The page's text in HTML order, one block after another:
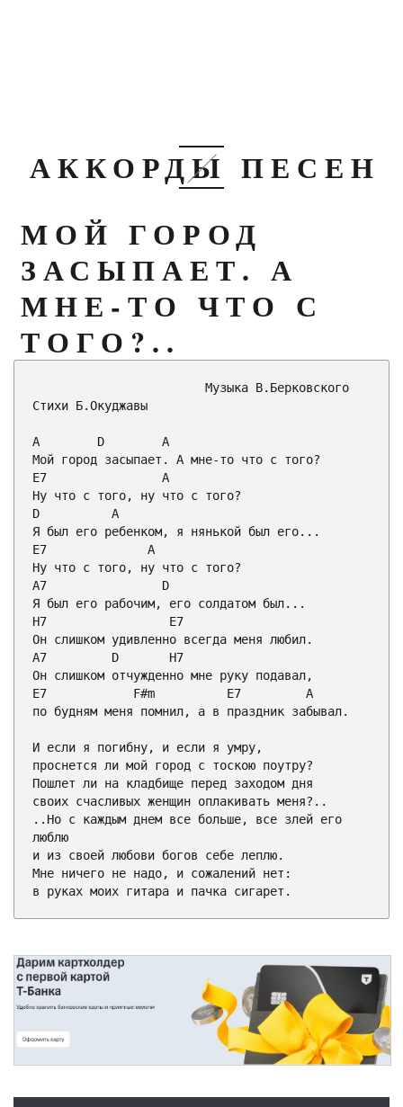
АККОРДЫ ПЕСЕН
МОЙ ГОРОД
ЗАСЫПАЕТ. А
МНЕ-ТО ЧТО С
ТОГО?..
Стихи Б.Окуджавы
А D
        А
E7
                А
D
          А
E7
              А
A7
D
H7
E7
A7
D
H7
E7
F#m E7
         А
по будням меня помнил, а в праздник забывал.
И если я погибну, и если я умру,
проснется ли мой город с тоскою поутру?
Пошлет ли на кладбище перед заходом дня
своих счасливых женщин оплакивать меня?..
..Но с каждым днем все больше, все злей его
люблю
и из своей любови богов себе леплю.
Мне ничего не надо, и сожалений нет:
в руках моих гитара и пачка сигарет.